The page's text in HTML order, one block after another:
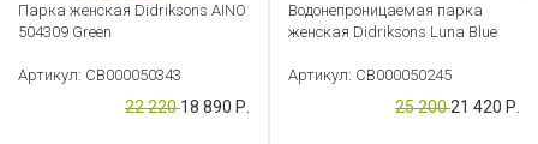
Парка женская Didriksons AINO
504309 Green
Артикул: CB000050343
22 22018 890 Р.
Водонепроницаемая парка
женская Didriksons Luna Blue
Артикул: CB000050245
25 20021 420 Р.